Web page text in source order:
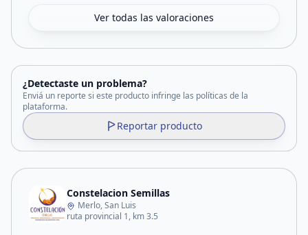
Ver todas las valoraciones
¿Detectaste un problema?
Enviá un reporte si este producto infringe las políticas de la
plataforma.
Reportar producto
Constelacion Semillas
Merlo, San Luis
ruta provincial 1, km 3.5